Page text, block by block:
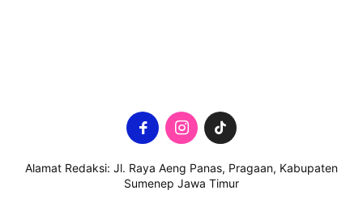
Alamat Redaksi: Jl. Raya Aeng Panas, Pragaan, Kabupaten
Sumenep Jawa Timur